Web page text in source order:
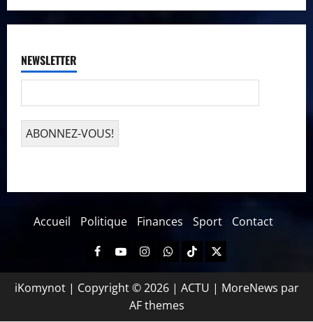
NEWSLETTER
Accueil Politique Finances Sport Contact
iKomynot | Copyright © 2026 | ACTU | MoreNews par
AF themes